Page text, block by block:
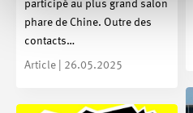
participé au plus grand salon
phare de Chine. Outre des
contacts…
Article | 26.05.2025